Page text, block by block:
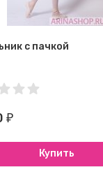
с пачкой
₽
Купить